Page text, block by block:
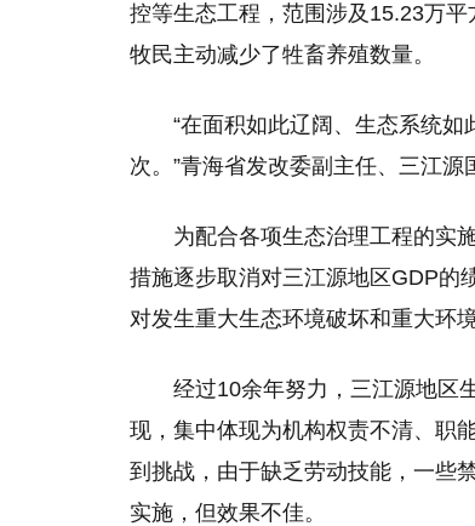
控等生态工程，范围涉及15.23万
牧民主动减少了牲畜养殖数量。
“在面积如此辽阔、生态系统
次。”青海省发改委副主任、三江源
为配合各项生态治理工程的实
措施逐步取消对三江源地区GDP的
对发生重大生态环境破坏和重大环
经过10余年努力，三江源地区
现，集中体现为机构权责不清、职
到挑战，由于缺乏劳动技能，一些
实施，但效果不佳。